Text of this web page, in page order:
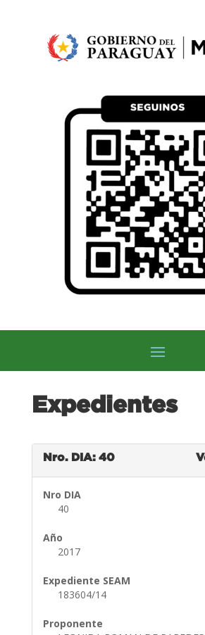
Expedientes
Nro. DIA: 40
Nro DIA
40
Año
2017
Expediente SEAM
183604/14
Proponente